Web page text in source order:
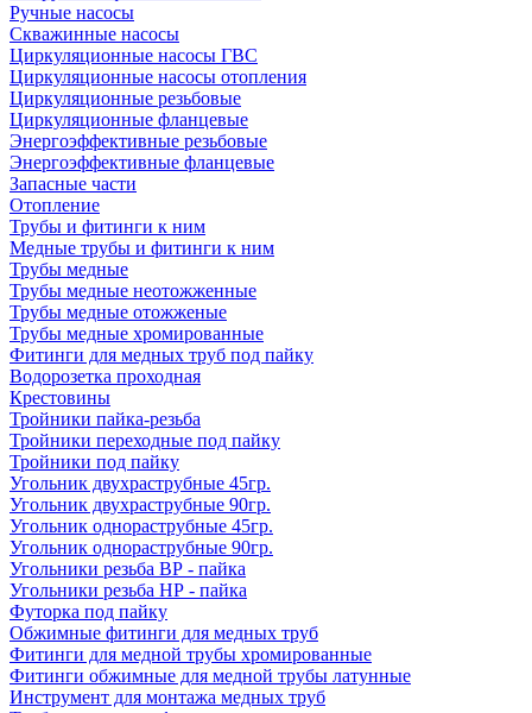
Ручные насосы
Скважинные насосы
Циркуляционные насосы ГВС
Циркуляционные насосы отопления
Циркуляционные резьбовые
Циркуляционные фланцевые
Энергоэффективные резьбовые
Энергоэффективные фланцевые
Запасные части
Отопление
Трубы и фитинги к ним
Медные трубы и фитинги к ним
Трубы медные
Трубы медные неотожженные
Трубы медные отожженые
Трубы медные хромированные
Фитинги для медных труб под пайку
Водорозетка проходная
Крестовины
Тройники пайка-резьба
Тройники переходные под пайку
Тройники под пайку
Угольник двухраструбные 45гр.
Угольник двухраструбные 90гр.
Угольник однораструбные 45гр.
Угольник однораструбные 90гр.
Угольники резьба ВР - пайка
Угольники резьба НР - пайка
Футорка под пайку
Обжимные фитинги для медных труб
Фитинги для медной трубы хромированные
Фитинги обжимные для медной трубы латунные
Инструмент для монтажа медных труб